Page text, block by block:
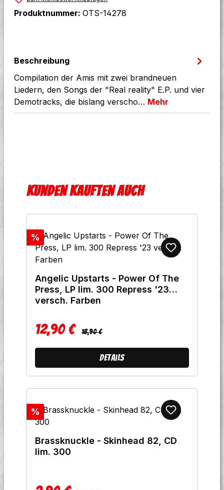
Produktnummer: OTS-14278
Beschreibung
Compilation der Amis mit zwei brandneuen
Liedern, den Songs der "Real reality" E.P. und vier
Demotracks, die bislang verscho… Mehr
Produktgalerie überspringen
Kunden kauften auch
Rabatt
%
Angelic Upstarts - Power Of The
Press, LP lim. 300 Repress '23
versch. Farben
Verkaufspreis:
12,90 € Regulärer Preis:
18,90 €
Details
Rabatt
%
Brassknuckle - Skinhead 82, CD
lim. 300